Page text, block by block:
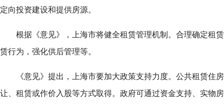
定向投资建设和提供房源。
根据《意见》，上海市将健全租赁管理机制。合理确定租
赁行为，强化供后管理等。
《意见》提出，上海市要加大政策支持力度。公共租赁住
让、租赁或作价入股等方式取得。政府可通过资金支持、实物